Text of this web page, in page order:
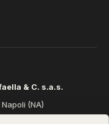
& C. s.a.s.
(NA)